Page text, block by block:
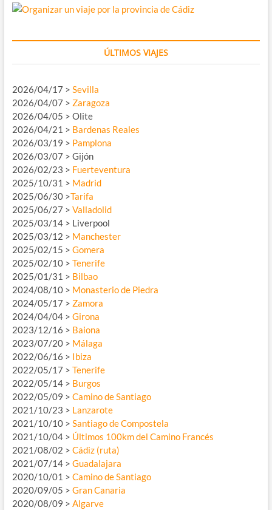
ÚLTIMOS VIAJES
2026/04/17 > Sevilla
2026/04/07 > Zaragoza
2026/04/05 > Olite
2026/04/21 > Bardenas Reales
2026/03/19 > Pamplona
2026/03/07 > Gijón
2026/02/23 > Fuerteventura
2025/10/31 > Madrid
2025/06/30 >Tarifa
2025/06/27 > Valladolid
2025/03/14 > Liverpool
2025/03/12 > Manchester
2025/02/15 > Gomera
2025/02/10 > Tenerife
2025/01/31 > Bilbao
2024/08/10 > Monasterio de Piedra
2024/05/17 > Zamora
2024/04/04 > Girona
2023/12/16 > Baiona
2023/07/20 > Málaga
2022/06/16 > Ibiza
2022/05/17 > Tenerife
2022/05/14 > Burgos
2022/05/09 > Camino de Santiago
2021/10/23 > Lanzarote
2021/10/10 > Santiago de Compostela
2021/10/04 > Últimos 100km del Camino Francés
2021/08/02 > Cádiz (ruta)
2021/07/14 > Guadalajara
2020/10/01 > Camino de Santiago
2020/09/05 > Gran Canaria
2020/08/09 > Algarve